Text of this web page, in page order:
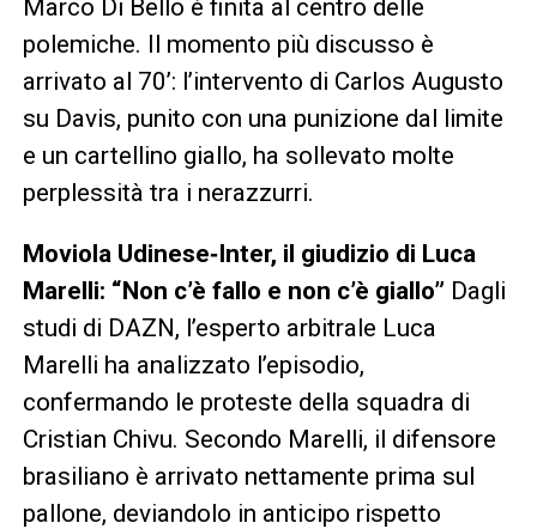
Marco Di Bello è finita al centro delle
polemiche. Il momento più discusso è
arrivato al 70’: l’intervento di Carlos Augusto
su Davis, punito con una punizione dal limite
e un cartellino giallo, ha sollevato molte
perplessità tra i nerazzurri.
Moviola Udinese‑Inter, il giudizio di Luca
Marelli: “Non c’è fallo e non c’è giallo” Dagli
studi di DAZN, l’esperto arbitrale Luca
Marelli ha analizzato l’episodio,
confermando le proteste della squadra di
Cristian Chivu. Secondo Marelli, il difensore
brasiliano è arrivato nettamente prima sul
pallone, deviandolo in anticipo rispetto